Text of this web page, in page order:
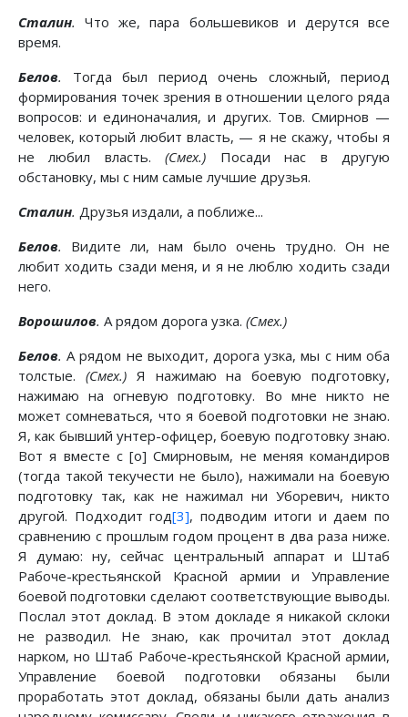
Сталин. Что же, пара большевиков и дерутся все
время.
Белов. Тогда был период очень сложный, период
формирования точек зрения в отношении целого ряда
вопросов: и единоначалия, и других. Тов. Смирнов —
человек, который любит власть, — я не скажу, чтобы я
не любил власть.(Смех.) Посади нас в другую
обстановку, мы с ним самые лучшие друзья.
Сталин. Друзья издали, а поближе...
Белов. Видите ли, нам было очень трудно. Он не
любит ходить сзади меня, и я не люблю ходить сзади
него.
Ворошилов. А рядом дорога узка. (Смех.)
Белов. А рядом не выходит, дорога узка, мы с ним оба
толстые. (Смех.)Я нажимаю на боевую подготовку,
нажимаю на огневую подготовку. Во мне никто не
может сомневаться, что я боевой подготовки не знаю.
Я, как бывший унтер-офицер, боевую подготовку знаю.
Вот я вместе с [о] Смирновым, не меняя командиров
(тогда такой текучести не было), нажимали на боевую
подготовку так, как не нажимал ни Уборевич, никто
другой. Подходит год[3], подводим итоги и даем по
сравнению с прошлым годом процент в два раза ниже.
Я думаю: ну, сейчас центральный аппарат и Штаб
Рабоче-крестьянской Красной армии и Управление
боевой подготовки сделают соответствующие выводы.
Послал этот доклад. В этом докладе я никакой склоки
не разводил. Не знаю, как прочитал этот доклад
нарком, но Штаб Рабоче-крестьянской Красной армии,
Управление боевой подготовки обязаны были
проработать этот доклад, обязаны были дать анализ